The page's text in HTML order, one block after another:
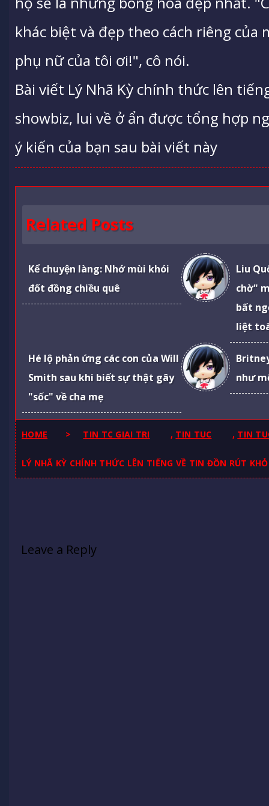
khác biệt và đẹp theo cách riêng của
phụ nữ của tôi ơi!", cô nói.
Bài viết Lý Nhã Kỳ chính thức lên
showbiz, lui về ở ẩn được tổng hợp
ý kiến của bạn sau bài viết này
Related Posts
Kể chuyện làng: Nhớ mùi khói
đốt đồng chiều quê
Liu
chờ"
bất
liệt
Hé lộ phản ứng các con của Will
Smith sau khi biết sự thật gây
"sốc" về cha mẹ
như
HOME > TIN TC GIAI TRI , TIN TUC , TIN
LÝ NHÃ KỲ CHÍNH THỨC LÊN TIẾNG VỀ TIN ĐỒN RÚT
Leave a Reply